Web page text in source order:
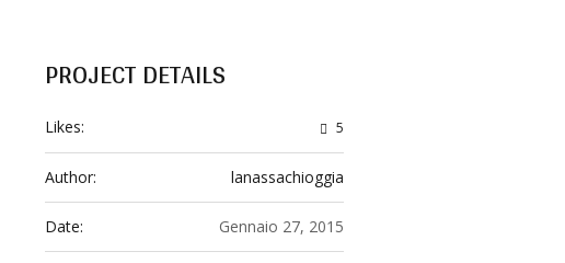
PROJECT DETAILS
Likes: 5
Author: lanassachioggia
Date: Gennaio 27, 2015